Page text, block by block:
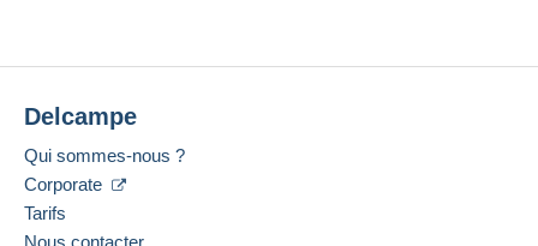
Delcampe
Qui sommes-nous ?
Corporate
Tarifs